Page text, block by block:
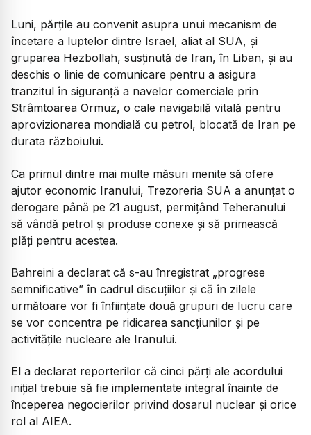
Luni, părțile au convenit asupra unui mecanism de
încetare a luptelor dintre Israel, aliat al SUA, și
gruparea Hezbollah, susținută de Iran, în Liban, și au
deschis o linie de comunicare pentru a asigura
tranzitul în siguranță a navelor comerciale prin
Strâmtoarea Ormuz, o cale navigabilă vitală pentru
aprovizionarea mondială cu petrol, blocată de Iran pe
durata războiului.
Ca primul dintre mai multe măsuri menite să ofere
ajutor economic Iranului, Trezoreria SUA a anunțat o
derogare până pe 21 august, permițând Teheranului
să vândă petrol și produse conexe și să primească
plăți pentru acestea.
Bahreini a declarat că s-au înregistrat „progrese
semnificative” în cadrul discuțiilor și că în zilele
următoare vor fi înființate două grupuri de lucru care
se vor concentra pe ridicarea sancțiunilor și pe
activitățile nucleare ale Iranului.
El a declarat reporterilor că cinci părți ale acordului
inițial trebuie să fie implementate integral înainte de
începerea negocierilor privind dosarul nuclear și orice
rol al AIEA.